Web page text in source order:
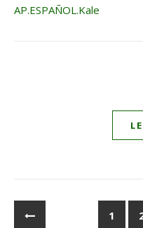
AP.ESPAÑOL.Kale
1